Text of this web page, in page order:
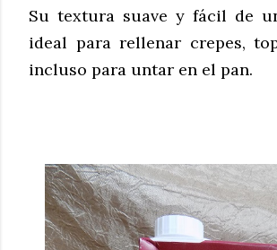
Su textura suave y fácil de
ideal para rellenar crepes,
incluso para untar en el pan.